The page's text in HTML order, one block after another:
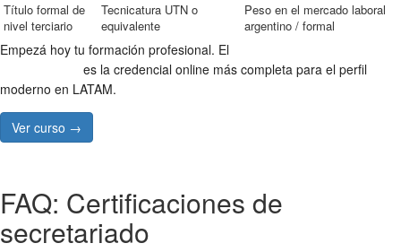
Título formal de
nivel terciario
Tecnicatura UTN o
equivalente
Peso en el mercado laboral
argentino / formal
Empezá hoy tu formación profesional. El
es la credencial online más completa para el perfil
moderno en LATAM.
Ver curso →
FAQ: Certificaciones de
secretariado